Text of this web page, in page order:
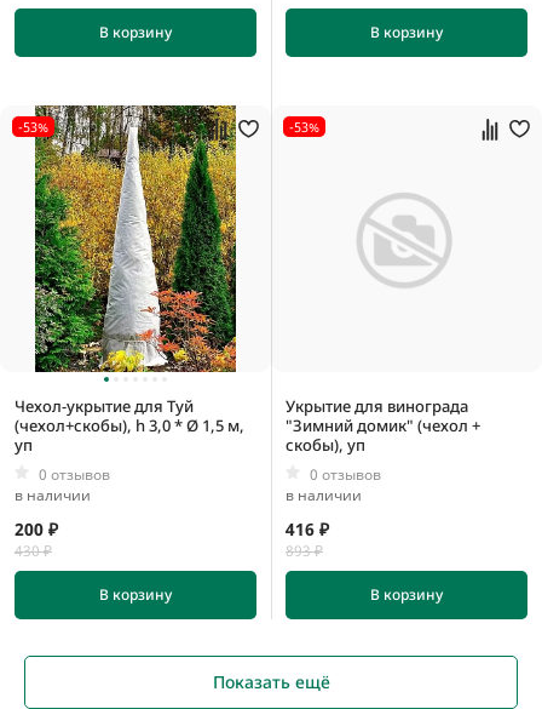
В корзину В корзину
-53%
Чехол-укрытие для Туй
(чехол+скобы), h 3,0 * Ø 1,5 м,
уп
0 отзывов
в наличии
200 ₽
430 ₽
В корзину
-53%
Укрытие для винограда
"Зимний домик" (чехол +
скобы), уп
0 отзывов
в наличии
416 ₽
893 ₽
В корзину
Показать ещё